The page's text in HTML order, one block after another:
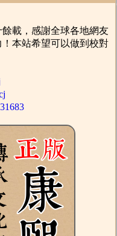
載，感謝全球各地網友
本站希望可以做到校對